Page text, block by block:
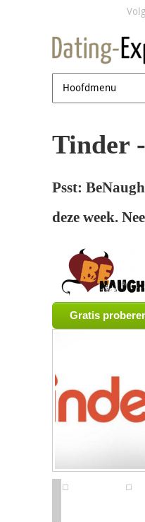
Tinder
Psst:
deze week.
Gratis